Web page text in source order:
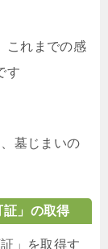
これまでの感
す
墓じまいの
証」の取得
」を取得す